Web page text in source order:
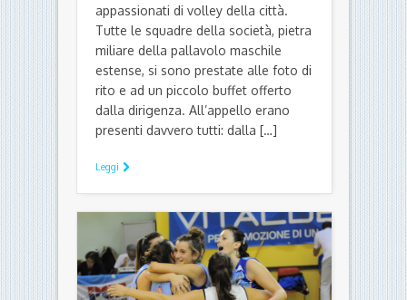
appassionati di volley della città.
Tutte le squadre della società, pietra
miliare della pallavolo maschile
estense, si sono prestate alle foto di
rito e ad un piccolo buffet offerto
dalla dirigenza. All’appello erano
presenti davvero tutti: dalla […]
Leggi